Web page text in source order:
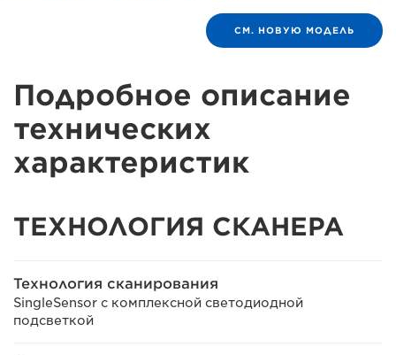
СМ. НОВУЮ МОДЕЛЬ
Подробное описание
технических
характеристик
ТЕХНОЛОГИЯ СКАНЕРА
Технология сканирования
SingleSensor с комплексной светодиодной
подсветкой